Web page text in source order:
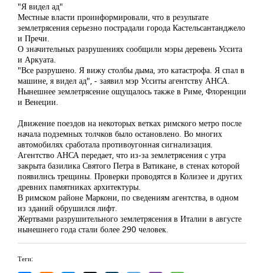
"Я видел ад"
Местные власти проинформировали, что в результате
землетрясения серьезно пострадали города Кастельсантанджело
и Пречи.
О значительных разрушениях сообщили мэры деревень Уссита
и Аркуата.
"Все разрушено. Я вижу столбы дыма, это катастрофа. Я спал в
машине, я видел ад", - заявил мэр Усситы агентству АНСА.
Нынешнее землетрясение ощущалось также в Риме, Флоренции
и Венеции.
Движение поездов на некоторых ветках римского метро после
начала подземных толчков было остановлено. Во многих
автомобилях сработала противоугонная сигнализация.
Агентство АНСА передает, что из-за землетрясения с утра
закрыта базилика Святого Петра в Ватикане, в стенах которой
появились трещины. Проверки проводятся в Колизее и других
древних памятниках архитектуры.
В римском районе Маркони, по сведениям агентства, в одном
из зданий обрушился лифт.
Жертвами разрушительного землетрясения в Италии в августе
нынешнего года стали более 290 человек.
Теги: